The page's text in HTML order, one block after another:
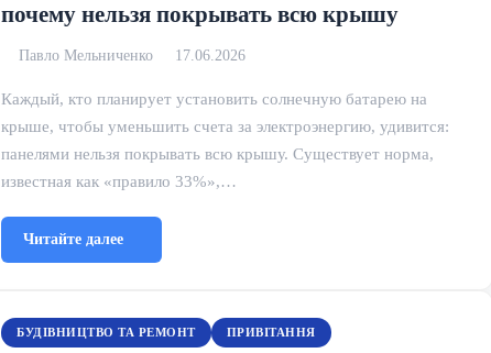
почему нельзя покрывать всю крышу
Павло Мельниченко 17.06.2026
Каждый, кто планирует установить солнечную батарею на
крыше, чтобы уменьшить счета за электроэнергию, удивится:
панелями нельзя покрывать всю крышу. Существует норма,
известная как «правило 33%»,…
Читайте далее
БУДІВНИЦТВО ТА РЕМОНТ ПРИВІТАННЯ